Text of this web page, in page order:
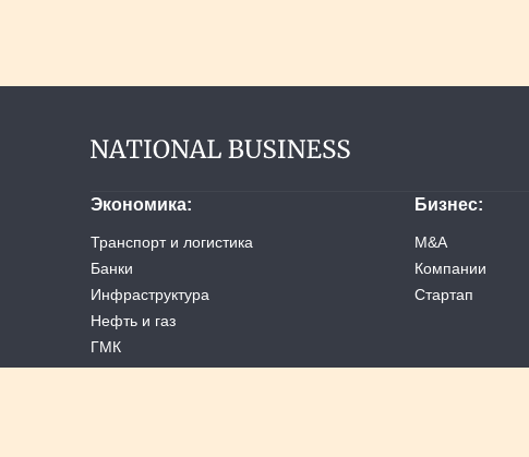
Экономика
Транспорт и логистика
Банки
Инфраструктура
Нефть и газ
ГМК
Услуги
Бизнес
M&A
Компании
Стартап